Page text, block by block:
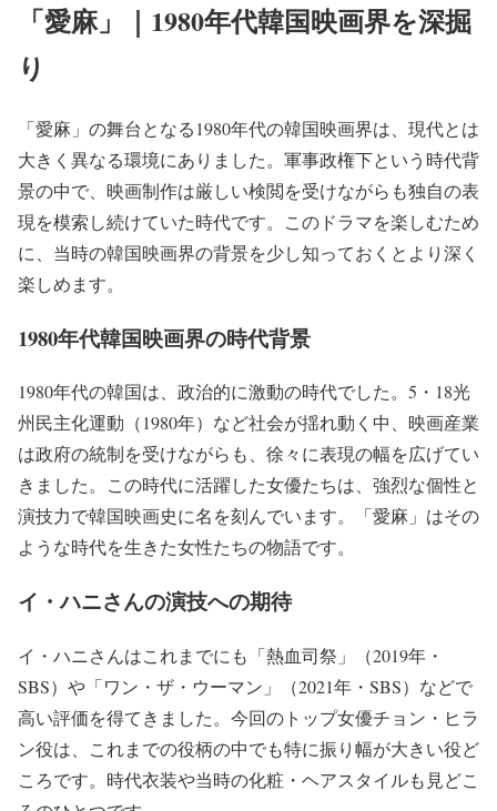
「愛麻」｜1980年代韓国映画界を深掘
り
「愛麻」の舞台となる1980年代の韓国映画界は、現代とは
大きく異なる環境にありました。軍事政権下という時代背
景の中で、映画制作は厳しい検閲を受けながらも独自の表
現を模索し続けていた時代です。このドラマを楽しむため
に、当時の韓国映画界の背景を少し知っておくとより深く
楽しめます。
1980年代韓国映画界の時代背景
1980年代の韓国は、政治的に激動の時代でした。5・18光
州民主化運動（1980年）など社会が揺れ動く中、映画産業
は政府の統制を受けながらも、徐々に表現の幅を広げてい
きました。この時代に活躍した女優たちは、強烈な個性と
演技力で韓国映画史に名を刻んでいます。「愛麻」はその
ような時代を生きた女性たちの物語です。
イ・ハニさんの演技への期待
イ・ハニさんはこれまでにも「熱血司祭」（2019年・
SBS）や「ワン・ザ・ウーマン」（2021年・SBS）などで
高い評価を得てきました。今回のトップ女優チョン・ヒラ
ン役は、これまでの役柄の中でも特に振り幅が大きい役ど
ころです。時代衣装や当時の化粧・ヘアスタイルも見どこ